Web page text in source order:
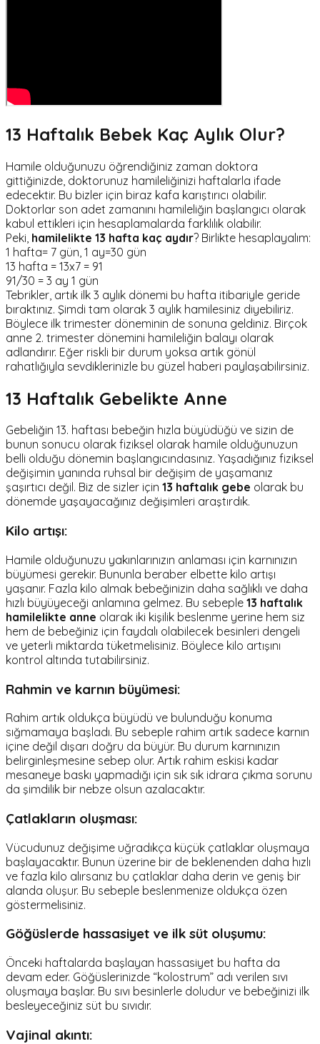
13 Haftalık Bebek Kaç Aylık Olur?
Hamile olduğunuzu öğrendiğiniz zaman doktora
gittiğinizde, doktorunuz hamileliğinizi haftalarla ifade
edecektir. Bu bizler için biraz kafa karıştırıcı olabilir.
Doktorlar son adet zamanını hamileliğin başlangıcı olarak
kabul ettikleri için hesaplamalarda farklılık olabilir.
Peki, hamilelikte 13 hafta kaç aydır? Birlikte hesaplayalım:
1 hafta= 7 gün, 1 ay=30 gün
13 hafta = 13x7 = 91
91/30 = 3 ay 1 gün
Tebrikler, artık ilk 3 aylık dönemi bu hafta itibariyle geride
bıraktınız. Şimdi tam olarak 3 aylık hamilesiniz diyebiliriz.
Böylece ilk trimester döneminin de sonuna geldiniz. Birçok
anne 2. trimester dönemini hamileliğin balayı olarak
adlandırır. Eğer riskli bir durum yoksa artık gönül
rahatlığıyla sevdiklerinizle bu güzel haberi paylaşabilirsiniz.
13 Haftalık Gebelikte Anne
Gebeliğin 13. haftası bebeğin hızla büyüdüğü ve sizin de
bunun sonucu olarak fiziksel olarak hamile olduğunuzun
belli olduğu dönemin başlangıcındasınız. Yaşadığınız fiziksel
değişimin yanında ruhsal bir değişim de yaşamanız
şaşırtıcı değil. Biz de sizler için 13 haftalık gebe olarak bu
dönemde yaşayacağınız değişimleri araştırdık.
Kilo artışı:
Hamile olduğunuzu yakınlarınızın anlaması için karnınızın
büyümesi gerekir. Bununla beraber elbette kilo artışı
yaşanır. Fazla kilo almak bebeğinizin daha sağlıklı ve daha
hızlı büyüyeceği anlamına gelmez. Bu sebeple 13 haftalık
hamilelikte anne olarak iki kişilik beslenme yerine hem siz
hem de bebeğiniz için faydalı olabilecek besinleri dengeli
ve yeterli miktarda tüketmelisiniz. Böylece kilo artışını
kontrol altında tutabilirsiniz.
Rahmin ve karnın büyümesi:
Rahim artık oldukça büyüdü ve bulunduğu konuma
sığmamaya başladı. Bu sebeple rahim artık sadece karnın
içine değil dışarı doğru da büyür. Bu durum karnınızın
belirginleşmesine sebep olur. Artık rahim eskisi kadar
mesaneye baskı yapmadığı için sık sık idrara çıkma sorunu
da şimdilik bir nebze olsun azalacaktır.
Çatlakların oluşması:
Vücudunuz değişime uğradıkça küçük çatlaklar oluşmaya
başlayacaktır. Bunun üzerine bir de beklenenden daha hızlı
ve fazla kilo alırsanız bu çatlaklar daha derin ve geniş bir
alanda oluşur. Bu sebeple beslenmenize oldukça özen
göstermelisiniz.
Göğüslerde hassasiyet ve ilk süt oluşumu:
Önceki haftalarda başlayan hassasiyet bu hafta da
devam eder. Göğüslerinizde “kolostrum” adı verilen sıvı
oluşmaya başlar. Bu sıvı besinlerle doludur ve bebeğinizi ilk
besleyeceğiniz süt bu sıvıdır.
Vajinal akıntı: